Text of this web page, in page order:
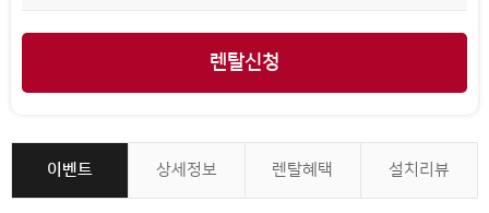
렌탈신청
이벤트 상세정보 렌탈혜택 설치리뷰